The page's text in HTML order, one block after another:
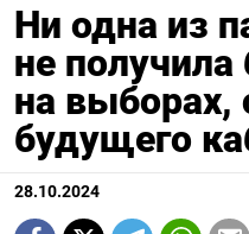
Ни одна из
не
на выборах,
будущего
28.10.2024